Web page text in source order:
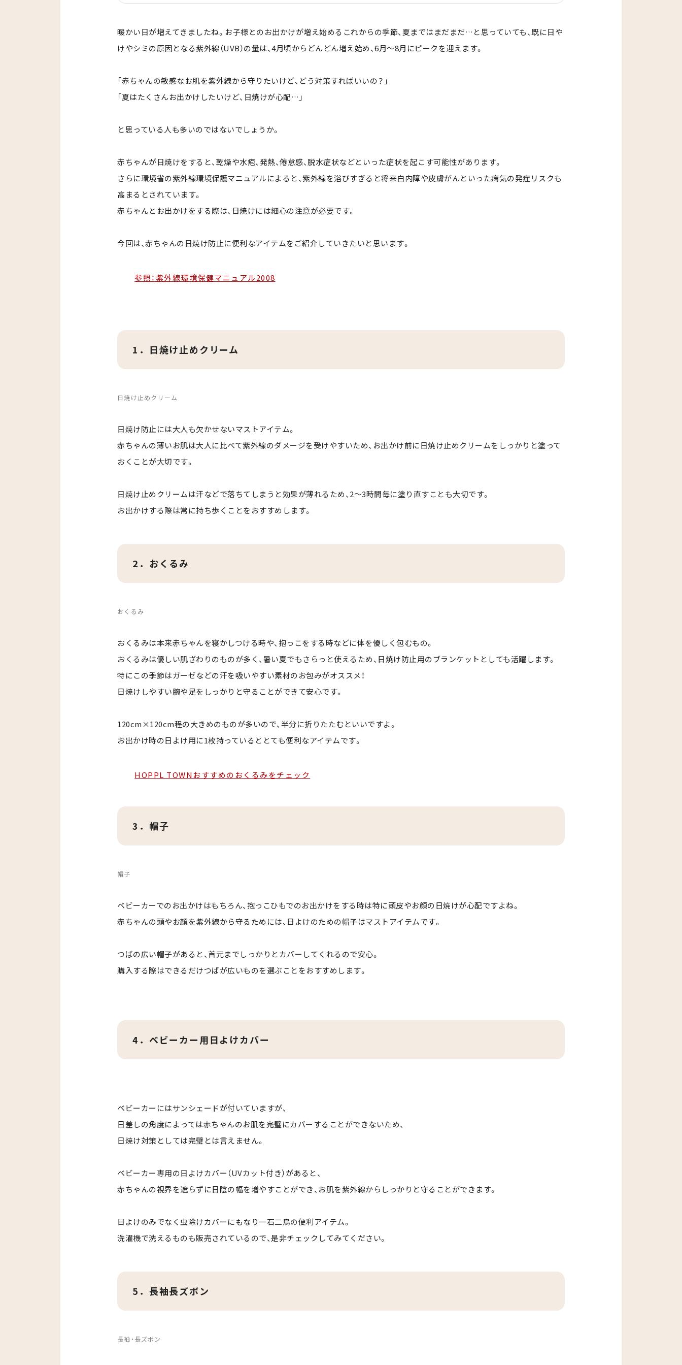
暖かい日が増えてきましたね。お子様とのお出かけが増え始めるこれからの季節、夏まではまだまだ…と思っていても、既に日や
けやシミの原因となる紫外線（UVB）の量は、4月頃からどんどん増え始め、6月～8月にピークを迎えます。
「赤ちゃんの敏感なお肌を紫外線から守りたいけど、どう対策すればいいの？」
「夏はたくさんお出かけしたいけど、日焼けが心配…」
と思っている人も多いのではないでしょうか。
赤ちゃんが日焼けをすると、乾燥や水疱、発熱、倦怠感、脱水症状などといった症状を起こす可能性があります。
さらに環境省の紫外線環境保護マニュアルによると、紫外線を浴びすぎると将来白内障や皮膚がんといった病気の発症リスクも
高まるとされています。
赤ちゃんとお出かけをする際は、日焼けには細心の注意が必要です。
今回は、赤ちゃんの日焼け防止に便利なアイテムをご紹介していきたいと思います。
参照：紫外線環境保健マニュアル2008
1．日焼け止めクリーム
日焼け止めクリーム
日焼け防止には大人も欠かせないマストアイテム。
赤ちゃんの薄いお肌は大人に比べて紫外線のダメージを受けやすいため、お出かけ前に日焼け止めクリームをしっかりと塗って
おくことが大切です。
日焼け止めクリームは汗などで落ちてしまうと効果が薄れるため、2〜3時間毎に塗り直すことも大切です。
お出かけする際は常に持ち歩くことをおすすめします。
2．おくるみ
おくるみ
おくるみは本来赤ちゃんを寝かしつける時や、抱っこをする時などに体を優しく包むもの。
おくるみは優しい肌ざわりのものが多く、暑い夏でもさらっと使えるため、日焼け防止用のブランケットとしても活躍します。
特にこの季節はガーゼなどの汗を吸いやすい素材のお包みがオススメ！
日焼けしやすい腕や足をしっかりと守ることができて安心です。
120cm×120cm程の大きめのものが多いので、半分に折りたたむといいですよ。
お出かけ時の日よけ用に1枚持っているととても便利なアイテムです。
HOPPL TOWNおすすめのおくるみをチェック
3．帽子
帽子
ベビーカーでのお出かけはもちろん、抱っこひもでのお出かけをする時は特に頭皮やお顔の日焼けが心配ですよね。
赤ちゃんの頭やお顔を紫外線から守るためには、日よけのための帽子はマストアイテムです。
つばの広い帽子があると、首元までしっかりとカバーしてくれるので安心。
購入する際はできるだけつばが広いものを選ぶことをおすすめします。
4．ベビーカー用日よけカバー
ベビーカーにはサンシェードが付いていますが、
日差しの角度によっては赤ちゃんのお肌を完璧にカバーすることができないため、
日焼け対策としては完璧とは言えません。
ベビーカー専用の日よけカバー（UVカット付き）があると、
赤ちゃんの視界を遮らずに日陰の幅を増やすことができ、お肌を紫外線からしっかりと守ることができます。
日よけのみでなく虫除けカバーにもなり一石二鳥の便利アイテム。
洗濯機で洗えるものも販売されているので、是非チェックしてみてください。
5．長袖長ズボン
長袖・長ズボン